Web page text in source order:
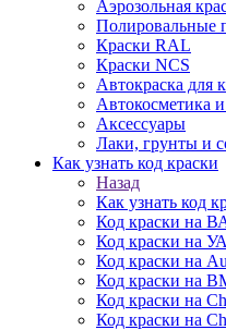
Аэрозольная
Полировальные
Краски RAL
Краски NCS
Автокраска для
Автокосметика
Аксессуары
Лаки, грунты и
Как узнать код краски
Назад
Как узнать код
Код краски на
Код краски на
Код краски на
Код краски на
Код краски на
Код краски на